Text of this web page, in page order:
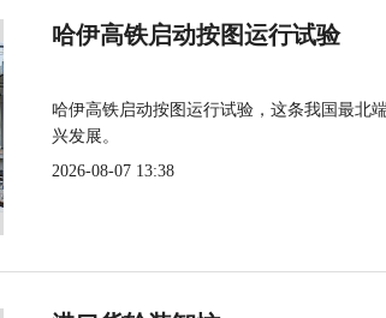
哈伊高铁启动按图运行试验
哈伊高铁启动按图运行试验，这条我国最北
兴发展。
2026-08-07 13:38